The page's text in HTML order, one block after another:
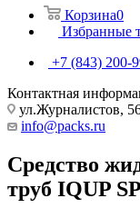
Корзина0
Избранные
+7 (843) 200-
Контактная
ул.Журналистов,
info@packs.ru
Средство
труб IQUP